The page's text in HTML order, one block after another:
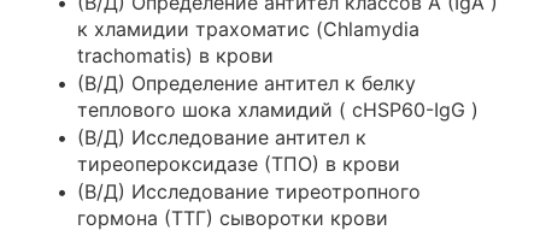
к хламидии трахоматис (Chlamydia
trachomatis) в крови
(В/Д) Определение антител к белку
теплового шока хламидий ( cHSP60-IgG )
(В/Д) Исследование антител к
тиреопероксидазе (ТПО) в крови
(В/Д) Исследование тиреотропного
гормона (ТТГ) сыворотки крови